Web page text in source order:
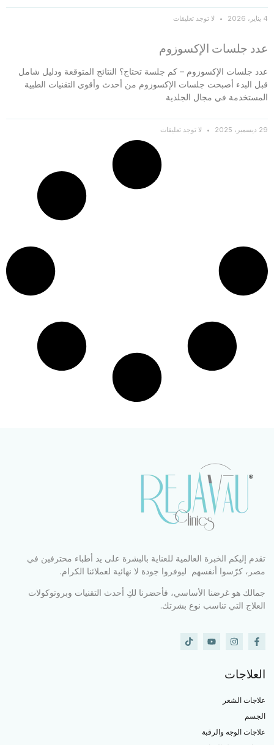
4 يناير، 2026 لا توجد تعليقات
عدد جلسات الإكسوزوم
عدد جلسات الإكسوزوم – كم جلسة تحتاج؟ النتائج المتوقعة ودليل شامل
قبل البدء أصبحت جلسات الإكسوزوم من أحدث وأقوى التقنيات الطبية
المستخدمة في مجال الجلدية
29 ديسمبر، 2025 لا توجد تعليقات
تقدم إليكم الخبرة العالمية للعناية بالبشرة على يد أطباء محترفين في
مصر، كرّسوا أنفسهم ليوفروا جودة لا نهائية لعملائنا الكرام.
جمالك هو غرضنا الأساسي، فأحضرنا لكِ أحدث التقنيات وبروتوكولات
العلاج التي تناسب نوع بشرتك.
العلاجات
علاجات الشعر
الجسم
علاجات الوجه والرقبة